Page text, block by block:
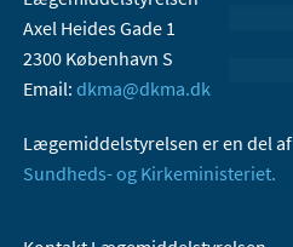
Axel Heides Gade 1
2300 København S
Email: dkma@dkma.dk
Lægemiddelstyrelsen er en del af
Sundheds- og Kirkeministeriet.